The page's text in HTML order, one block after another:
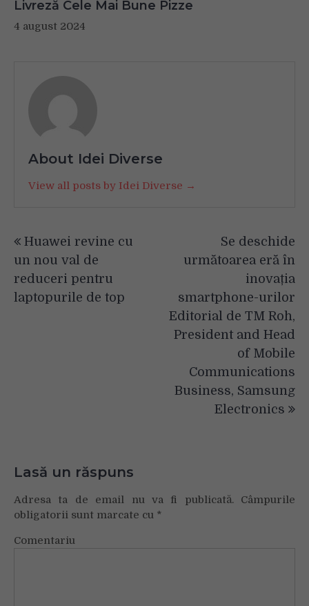
Livreză Cele Mai Bune Pizze
4 august 2024
About Idei Diverse
View all posts by Idei Diverse →
în
articole
Huawei revine cu
un nou val de
reduceri pentru
laptopurile de top
Se deschide
următoarea eră în
inovația
smartphone-urilor
Editorial de TM Roh,
President and Head
of Mobile
Communications
Business, Samsung
Electronics
Lasă un răspuns
Adresa ta de email nu va fi publicată.Câmpurile
obligatorii sunt marcate cu *
Comentariu